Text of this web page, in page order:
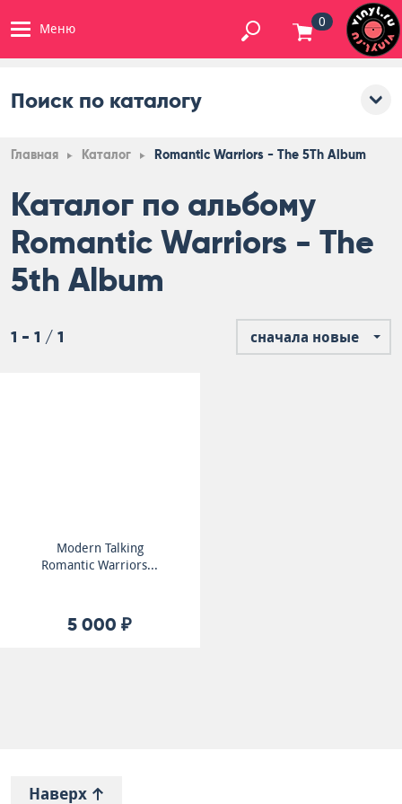
Меню 0
Поиск по каталогу
Главная Каталог Romantic Warriors - The 5Th Album
Каталог по альбому
Romantic Warriors - The
5th Album
1 - 1 / 1 сначала новые
Modern Talking
Romantic Warriors...
5 000 ₽
Наверх